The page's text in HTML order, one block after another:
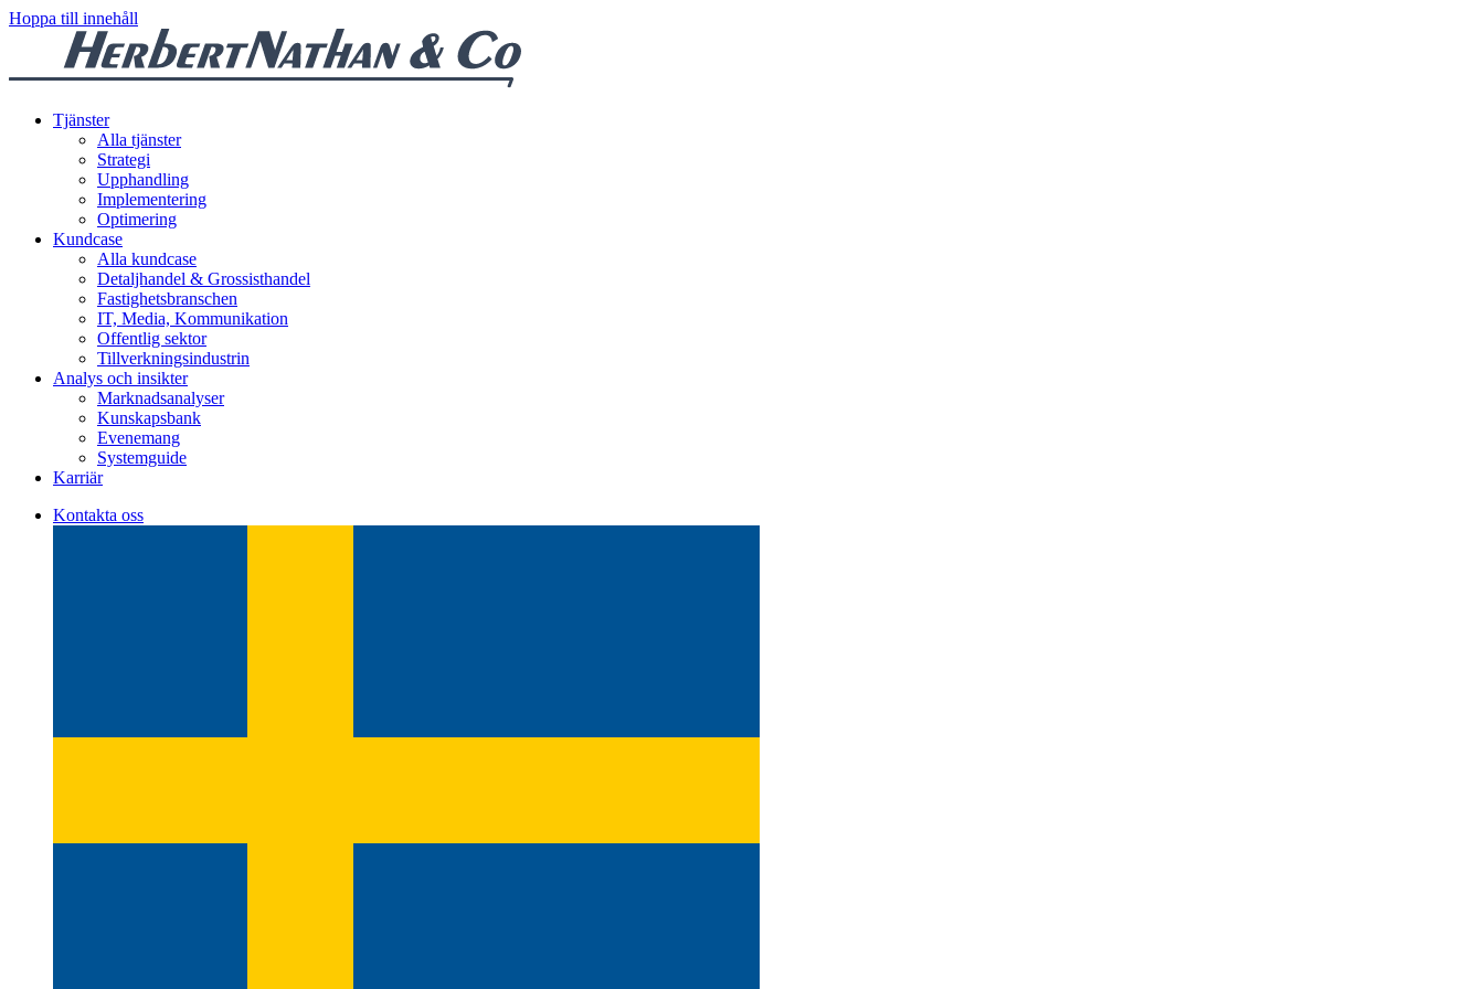
Hoppa till innehåll
Tjänster
Alla tjänster
Strategi
Upphandling
Implementering
Optimering
Kundcase
Alla kundcase
Detaljhandel & Grossisthandel
Fastighetsbranschen
IT, Media, Kommunikation
Offentlig sektor
Tillverkningsindustrin
Analys och insikter
Marknadsanalyser
Kunskapsbank
Evenemang
Systemguide
Karriär
Kontakta oss